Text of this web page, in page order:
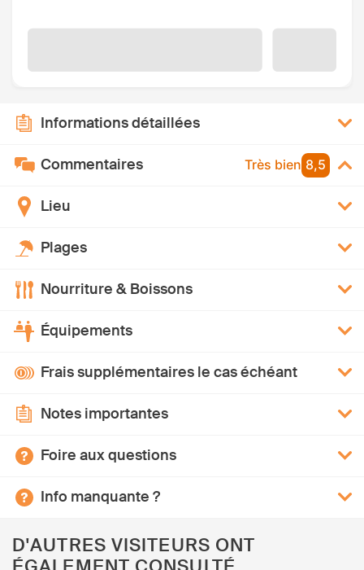
Informations détaillées
Commentaires Très bien 8,5
Lieu
Plages
Nourriture & Boissons
Équipements
Frais supplémentaires le cas échéant
Notes importantes
Foire aux questions
Info manquante ?
D'AUTRES VISITEURS ONT